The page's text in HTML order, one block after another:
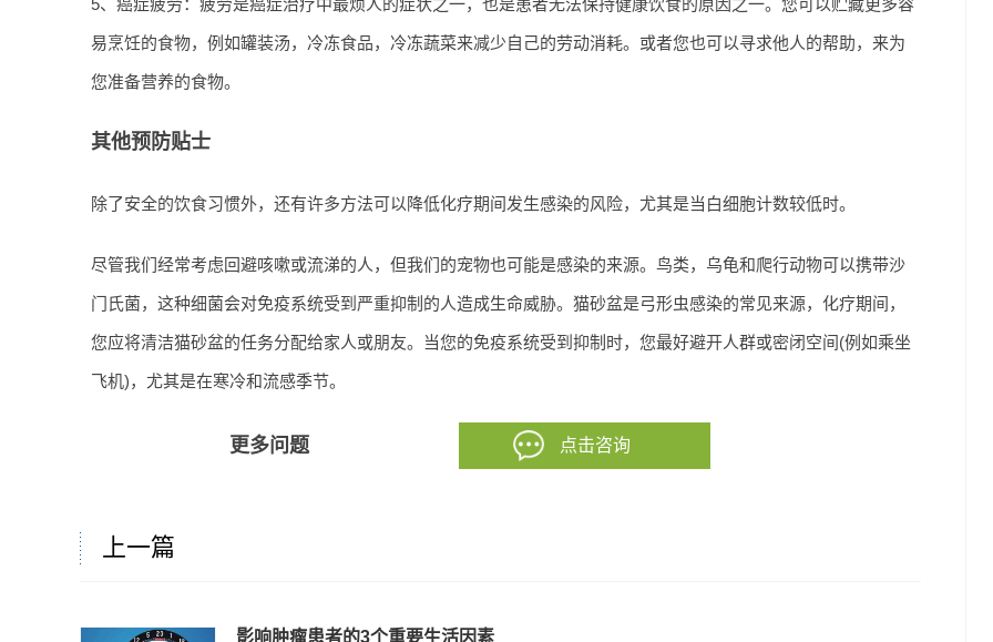
5、癌症疲劳：疲劳是癌症治疗中最烦人的症状之一，也是患者无法保持健康饮食的原因之一。您可以贮藏更多容
易烹饪的食物，例如罐装汤，冷冻食品，冷冻蔬菜来减少自己的劳动消耗。或者您也可以寻求他人的帮助，来为
您准备营养的食物。
其他预防贴士
除了安全的饮食习惯外，还有许多方法可以降低化疗期间发生感染的风险，尤其是当白细胞计数较低时。
尽管我们经常考虑回避咳嗽或流涕的人，但我们的宠物也可能是感染的来源。鸟类，乌龟和爬行动物可以携带沙
门氏菌，这种细菌会对免疫系统受到严重抑制的人造成生命威胁。 猫砂盆是弓形虫感染的常见来源，化疗期间，
您应将清洁猫砂盆的任务分配给家人或朋友。当您的免疫系统受到抑制时，您最好避开人群或密闭空间(例如乘坐
飞机)，尤其是在寒冷和流感季节。
更多问题 点击咨询
上一篇
影响肿瘤患者的3个重要生活因素